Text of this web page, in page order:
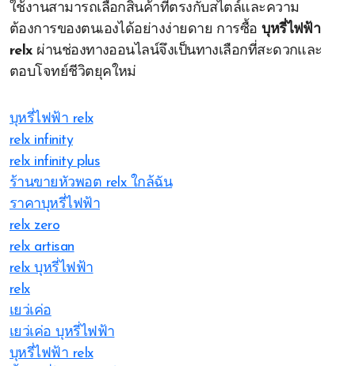
ใช้งานสามารถเลือกสินค้าที่ตรงกับสไตล์และความ
ต้องการของตนเองได้อย่างง่ายดาย การซื้อบุหรี่ไฟฟ้า
relxผ่านช่องทางออนไลน์จึงเป็นทางเลือกที่สะดวกและ
ตอบโจทย์ชีวิตยุคใหม่
บุหรี่ไฟฟ้า relx
relx infinity
relx infinity plus
ร้านขายหัวพอต relx ใกล้ฉัน
ราคาบุหรี่ไฟฟ้า
relx zero
relx artisan
relx บุหรี่ไฟฟ้า
relx
เยว่เค่อ
เยว่เค่อ บุหรี่ไฟฟ้า
บุหรี่ไฟฟ้า relx